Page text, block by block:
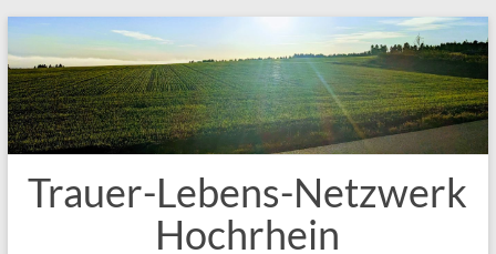
Inhalt
springen
Trauer-Lebens-Netzwerk
Hochrhein